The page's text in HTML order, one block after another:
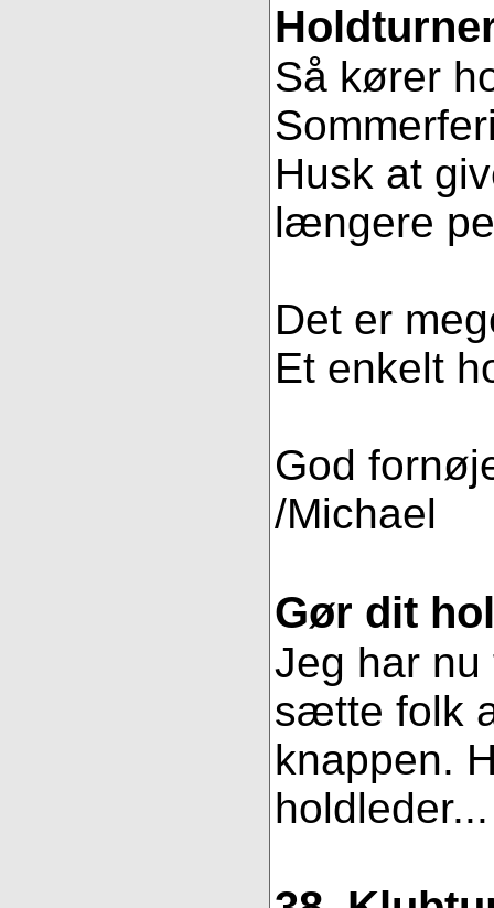
Så kører
Husk at
længere
Det er
Et enkelt
God
/Michael
Gør dit
Jeg har
sætte folk
knappen.